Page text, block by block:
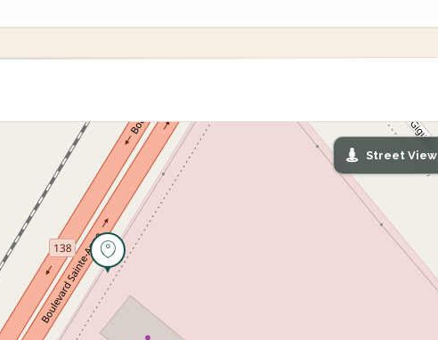
Street View